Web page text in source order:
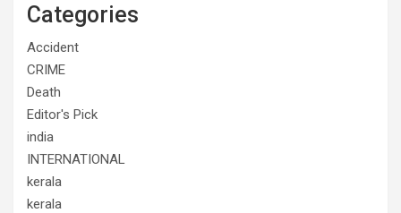
Categories
Accident
CRIME
Death
Editor's Pick
india
INTERNATIONAL
kerala
kerala